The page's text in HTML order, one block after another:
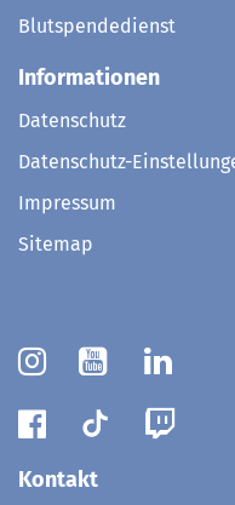
Blutspendedienst
Informationen
Datenschutz
Datenschutz-
Impressum
Sitemap
Kontakt